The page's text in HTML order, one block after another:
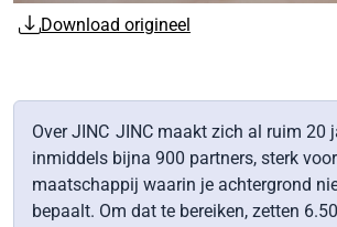
Download origineel
Over JINC JINC maakt zich al ruim 20
inmiddels bijna 900 partners, sterk
maatschappij waarin je achtergrond
bepaalt. Om dat te bereiken, zetten